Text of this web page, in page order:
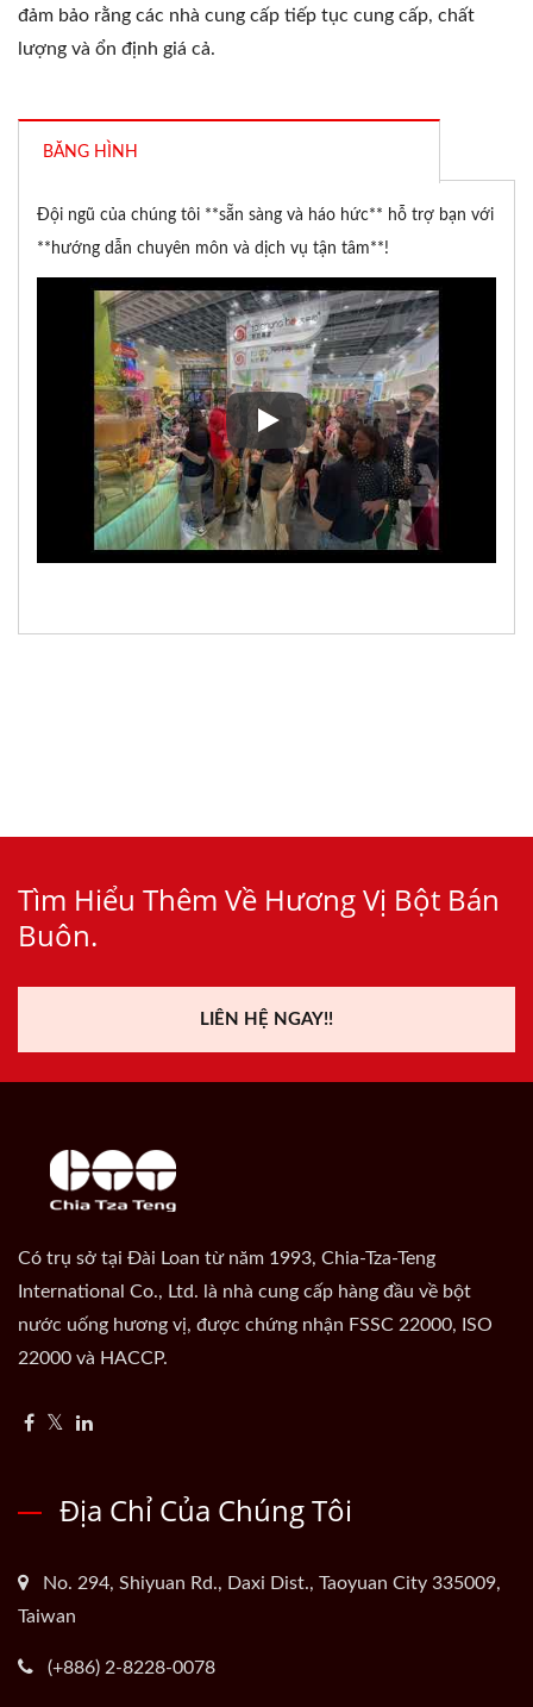
đảm bảo rằng các nhà cung cấp tiếp tục cung cấp, chất
lượng và ổn định giá cả.
BĂNG HÌNH
Đội ngũ của chúng tôi **sẵn sàng và háo hức** hỗ trợ bạn với
**hướng dẫn chuyên môn và dịch vụ tận tâm**!
Đội ngũ của chúng tôi **sẵn
Tìm Hiểu Thêm Về Hương Vị Bột Bán
Buôn.
LIÊN HỆ NGAY!!
Có trụ sở tại Đài Loan từ năm 1993, Chia-Tza-Teng
International Co., Ltd. là nhà cung cấp hàng đầu về bột
nước uống hương vị, được chứng nhận FSSC 22000, ISO
22000 và HACCP.
Địa Chỉ Của Chúng Tôi
No. 294, Shiyuan Rd., Daxi Dist., Taoyuan City 335009,
Taiwan
(+886) 2-8228-0078